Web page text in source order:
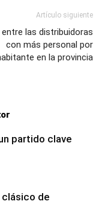
Artículo siguiente
entre las distribuidoras
con más personal por
en la provincia
partido clave
clásico de